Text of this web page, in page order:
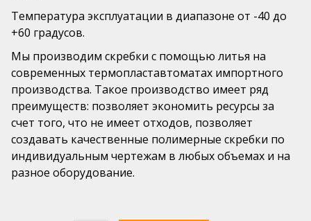
д. Фроловское, Промзона, стр. №3 (территория базы
№17).
Температура эксплуатации в диапазоне от -40 до
+60 градусов.
Мы производим скребки с помощью литья на
современных термопластавтоматах импортного
производства. Такое производство имеет ряд
преимуществ: позволяет экономить ресурсы за
счет того, что не имеет отходов, позволяет
создавать качественные полимерные скребки по
индивидуальным чертежам в любых объемах и на
разное оборудование.